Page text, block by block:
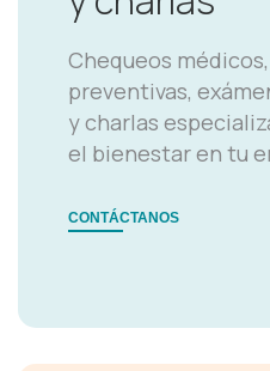
Chequeos
preventivas,
y charlas
el bienestar en tu
CONTÁCTANOS